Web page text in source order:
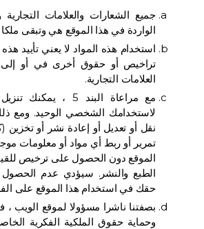
جميع الشعارات والعلامات
الواردة في هذا الموقع هي وتبقى ملكا
استخدام هذه المواد لا يعني تأييد
تراخيص أو حقوق أخرى في أو
العلامات التجارية.
مع مراعاة البند 5 ،
لاستخدامك الشخصي الوحيد. ومع
نقل أو تعديل أو إعادة نشر أو تخزين
تمرير أو ربط أي مواد أو معلومات
الموقع دون الحصول على ترخيص
الطبع والنشر. سيؤدي عدم
حقك في استخدام هذا الموقع على
بصفتنا ناشرا مسؤولا لموقع الويب ،
وحماية حقوق الملكية الفكرية